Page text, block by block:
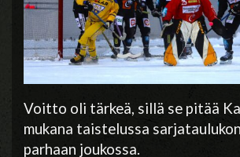
Voitto oli tärkeä, sillä se pitää
mukana taistelussa
parhaan joukossa.